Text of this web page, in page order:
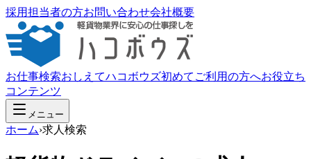
採用担当者の方お問い合わせ会社概要
お仕事検索おしえてハコボウズ初めてご利用の方へお役立ち
コンテンツ
メニュー
ホーム›求人検索